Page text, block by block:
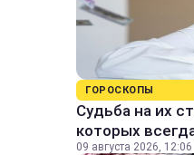
ГОРОСКОПЫ
Судьба на их
которых
09 августа 2026, 12:06